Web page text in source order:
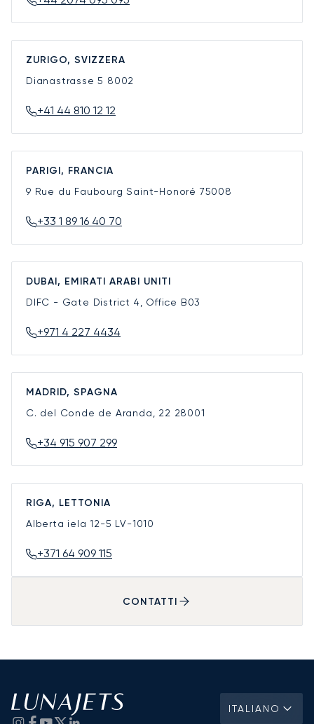
ZURIGO, SVIZZERA
Dianastrasse 5 8002
+41 44 810 12 12
PARIGI, FRANCIA
9 Rue du Faubourg Saint-Honoré 75008
+33 1 89 16 40 70
DUBAI, EMIRATI ARABI UNITI
DIFC - Gate District 4, Office B03
+971 4 227 4434
MADRID, SPAGNA
C. del Conde de Aranda, 22 28001
+34 915 907 299
RIGA, LETTONIA
Alberta iela 12-5 LV-1010
+371 64 909 115
CONTATTI
ITALIANO